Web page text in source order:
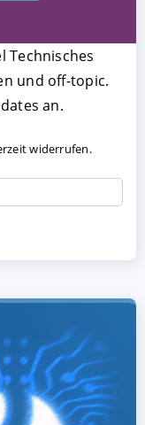
Technisches
und off-topic.
an.
widerrufen.